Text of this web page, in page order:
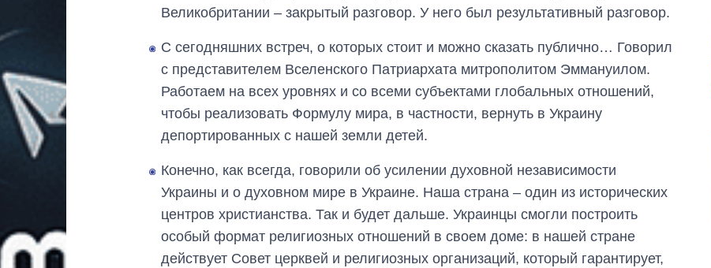
Великобритании – закрытый разговор. У него был результативный разговор.
С сегодняшних встреч, о которых стоит и можно сказать публично… Говорил
с представителем Вселенского Патриархата митрополитом Эммануилом.
Работаем на всех уровнях и со всеми субъектами глобальных отношений,
чтобы реализовать Формулу мира, в частности, вернуть в Украину
депортированных с нашей земли детей.
Конечно, как всегда, говорили об усилении духовной независимости
Украины и о духовном мире в Украине. Наша страна – один из исторических
центров христианства. Так и будет дальше. Украинцы смогли построить
особый формат религиозных отношений в своем доме: в нашей стране
действует Совет церквей и религиозных организаций, который гарантирует,